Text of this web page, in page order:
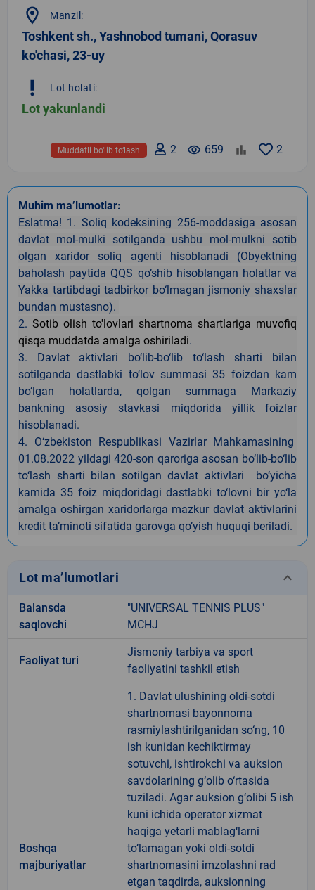
location_on Manzil:
Toshkent sh., Yashnobod tumani, Qorasuv
ko'chasi, 23-uy
priority_high Lot holati:
Lot yakunlandi
2
remove_red_eye 659
2
Muddatli bo‘lib to‘lash
Muhim ma’lumotlar:
Eslatma! 1. Soliq kodeksining 256-moddasiga asosan
davlat mol-mulki sotilganda ushbu mol-mulkni sotib
olgan xaridor soliq agenti hisoblanadi (Obyektning
baholash paytida QQS qo‘shib hisoblangan holatlar va
Yakka tartibdagi tadbirkor bo‘lmagan jismoniy shaxslar
bundan mustasno).
2. Sotib olish to'lovlari shartnoma shartlariga muvofiq
qisqa muddatda amalga oshiriladi.
3. Davlat aktivlari bo‘lib-bo‘lib to‘lash sharti bilan
sotilganda dastlabki to‘lov summasi 35 foizdan kam
bo‘lgan holatlarda, qolgan summaga Markaziy
bankning asosiy stavkasi miqdorida yillik foizlar
hisoblanadi.
4. O‘zbekiston Respublikasi Vazirlar Mahkamasining
01.08.2022 yildagi 420-son qaroriga asosan bo‘lib-bo‘lib
to‘lash sharti bilan sotilgan davlat aktivlari bo‘yicha
kamida 35 foiz miqdoridagi dastlabki to‘lovni bir yo‘la
amalga oshirgan xaridorlarga mazkur davlat aktivlarini
kredit ta’minoti sifatida garovga qo‘yish huquqi beriladi.
Lot ma’lumotlari keyboard_arrow_down
Balansda
saqlovchi
"UNIVERSAL TENNIS PLUS"
MCHJ
Faoliyat turi
Jismoniy tarbiya va sport
faoliyatini tashkil etish
Boshqa
majburiyatlar
1. Davlat ulushining oldi-sotdi
shartnomasi bayonnoma
rasmiylashtirilganidan so‘ng, 10
ish kunidan kechiktirmay
sotuvchi, ishtirokchi va auksion
savdolarining g‘olib o‘rtasida
tuziladi. Agar auksion g‘olibi 5 ish
kuni ichida operator xizmat
haqiga yetarli mablag‘larni
to‘lamagan yoki oldi-sotdi
shartnomasini imzolashni rad
etgan taqdirda, auksionning